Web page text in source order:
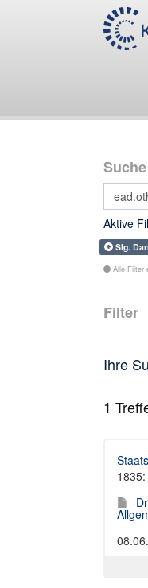
Suche
Aktive
Slg.
Alle Filter
Filter
Ihre
1